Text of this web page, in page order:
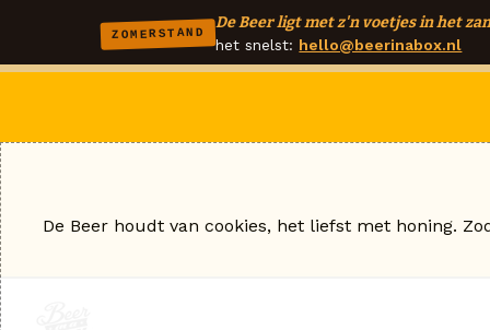
ZOMERSTAND
De Beer ligt met z'n voetjes in het
het snelst: hello@beerinabox.nl
De Beer houdt van cookies, het liefst met honing.